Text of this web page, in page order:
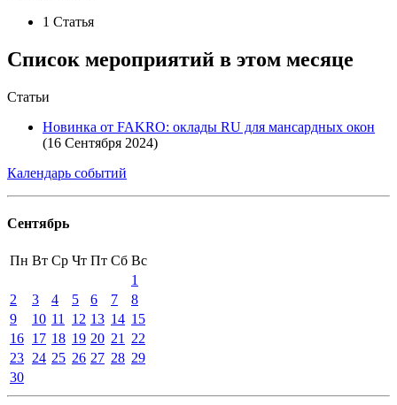
1 Статья
Список мероприятий в этом месяце
Статьи
Новинка от FAKRO: оклады RU для мансардных окон
(16 Сентября 2024)
Календарь событий
Сентябрь
Пн Вт Ср Чт Пт Сб Вс
1
2
3 4 5 6 7
8
9
10 11 12 13 14 15
16 17 18 19 20 21
22
23 24 25 26 27 28 29
30